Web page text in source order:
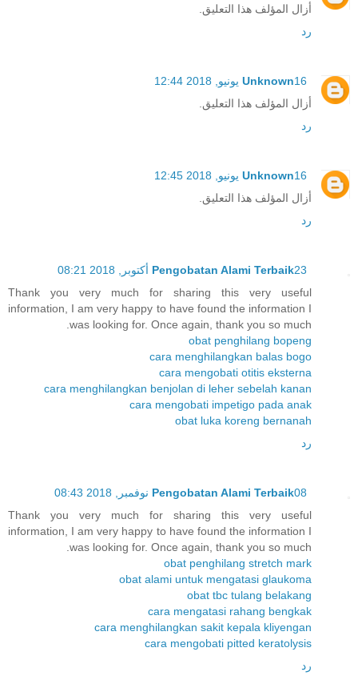
أزال المؤلف هذا التعليق.
رد
Unknown16 يونيو, 2018 12:44
أزال المؤلف هذا التعليق.
رد
Unknown16 يونيو, 2018 12:45
أزال المؤلف هذا التعليق.
رد
Pengobatan Alami Terbaik23 أكتوبر, 2018 08:21
Thank you very much for sharing this very useful
information, I am very happy to have found the information I
was looking for. Once again, thank you so much.
obat penghilang bopeng
cara menghilangkan balas bogo
cara mengobati otitis eksterna
cara menghilangkan benjolan di leher sebelah kanan
cara mengobati impetigo pada anak
obat luka koreng bernanah
رد
Pengobatan Alami Terbaik08 نوفمبر, 2018 08:43
Thank you very much for sharing this very useful
information, I am very happy to have found the information I
was looking for. Once again, thank you so much.
obat penghilang stretch mark
obat alami untuk mengatasi glaukoma
obat tbc tulang belakang
cara mengatasi rahang bengkak
cara menghilangkan sakit kepala kliyengan
cara mengobati pitted keratolysis
رد